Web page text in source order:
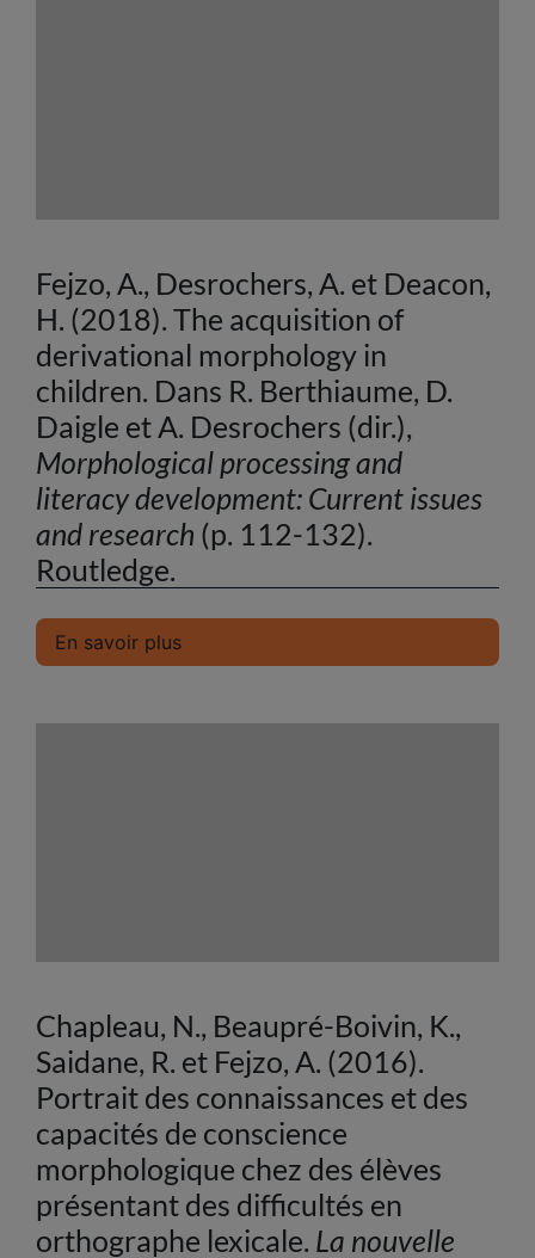
Fejzo, A., Desrochers, A. et Deacon,
H. (2018). The acquisition of
derivational morphology in
children. Dans R. Berthiaume, D.
Daigle et A. Desrochers (dir.),
Morphological processing and
literacy development: Current issues
and research (p. 112-132).
Routledge.
En savoir plus
Chapleau, N., Beaupré-Boivin, K.,
Saidane, R. et Fejzo, A. (2016).
Portrait des connaissances et des
capacités de conscience
morphologique chez des élèves
présentant des difficultés en
orthographe lexicale. La nouvelle